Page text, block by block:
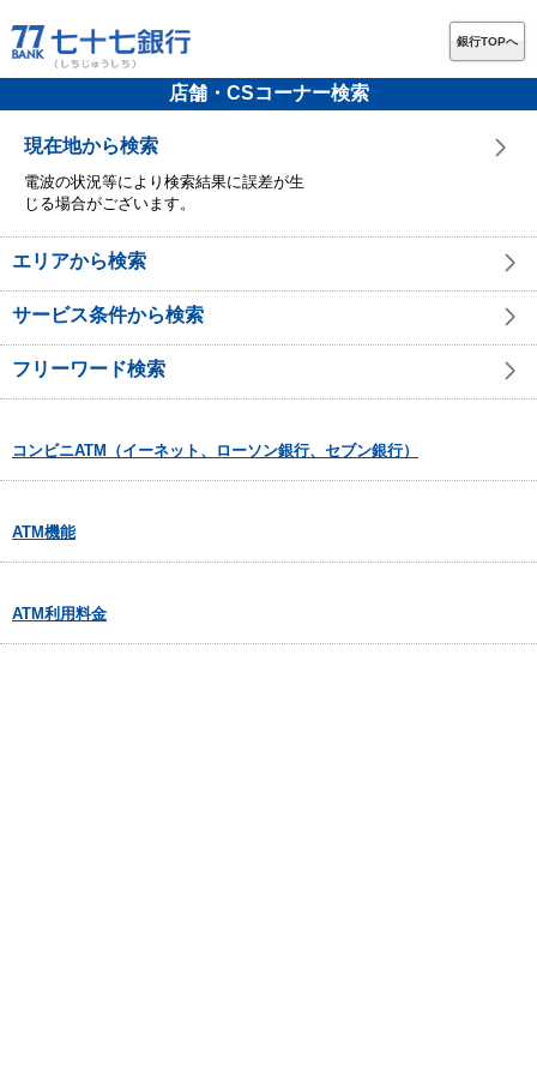
銀行TOPへ
店舗・CSコーナー検索
現在地から検索
電波の状況等により検索結果に誤差が生
じる場合がございます。
エリアから検索
サービス条件から検索
フリーワード検索
コンビニATM（イーネット、ローソン銀行、セブン銀行）
ATM機能
ATM利用料金